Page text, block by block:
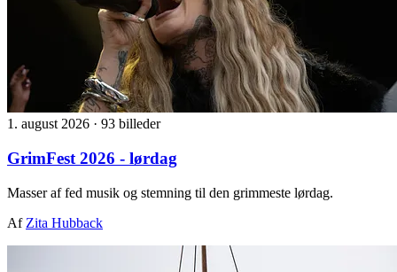
1. august 2026 · 93 billeder
GrimFest 2026 - lørdag
Masser af fed musik og stemning til den grimmeste lørdag.
Af Zita Hubback